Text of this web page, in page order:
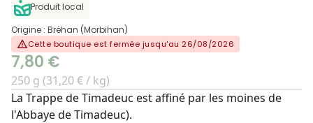
Produit local
Origine : Bréhan (Morbihan)
Cette boutique est fermée jusqu'au 26/08/2026
7,80 €
250 g (31,20 € / kg)
La Trappe de Timadeuc est affiné par les moines de
l'Abbaye de Timadeuc).